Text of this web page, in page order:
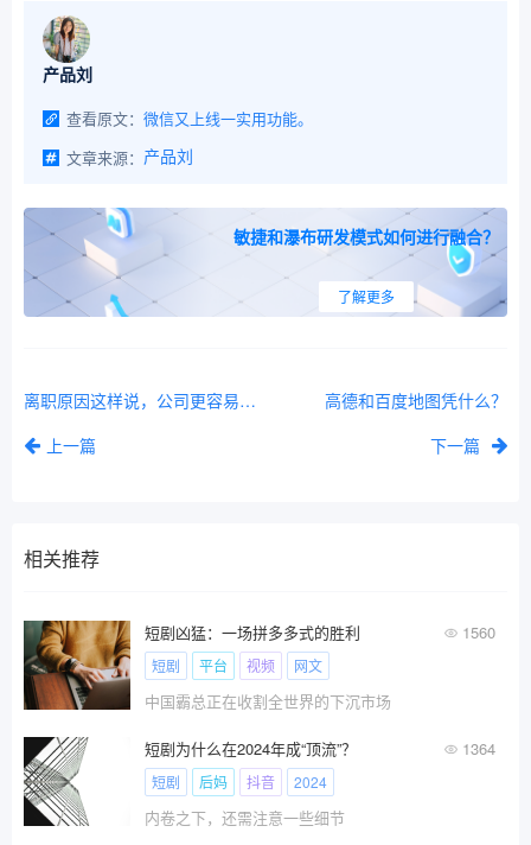
产品刘
查看原文： 微信又上线一实用功能。
文章来源：
产品刘
敏捷和瀑布研发模式如何进行融合？
了解更多
离职原因这样说，公司更容易接受
上一篇
高德和百度地图凭什么？
下一篇
相关推荐
短剧凶猛：一场拼多多式的胜利 1560
短剧 平台 视频 网文
中国霸总正在收割全世界的下沉市场
短剧为什么在2024年成“顶流”？ 1364
短剧 后妈 抖音 2024
内卷之下，还需注意一些细节